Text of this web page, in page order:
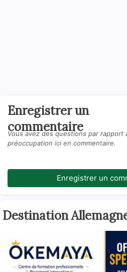
Enregistrer un
commentaire
Vous avez des questions par
préoccupation ici en commentaire.
Enregistrer un
Destination